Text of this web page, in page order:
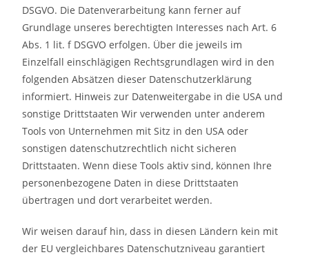
DSGVO. Die Datenverarbeitung kann ferner auf
Grundlage unseres berechtigten Interesses nach Art. 6
Abs. 1 lit. f DSGVO erfolgen. Über die jeweils im
Einzelfall einschlägigen Rechtsgrundlagen wird in den
folgenden Absätzen dieser Datenschutzerklärung
informiert. Hinweis zur Datenweitergabe in die USA und
sonstige Drittstaaten Wir verwenden unter anderem
Tools von Unternehmen mit Sitz in den USA oder
sonstigen datenschutzrechtlich nicht sicheren
Drittstaaten. Wenn diese Tools aktiv sind, können Ihre
personenbezogene Daten in diese Drittstaaten
übertragen und dort verarbeitet werden.
Wir weisen darauf hin, dass in diesen Ländern kein mit
der EU vergleichbares Datenschutzniveau garantiert